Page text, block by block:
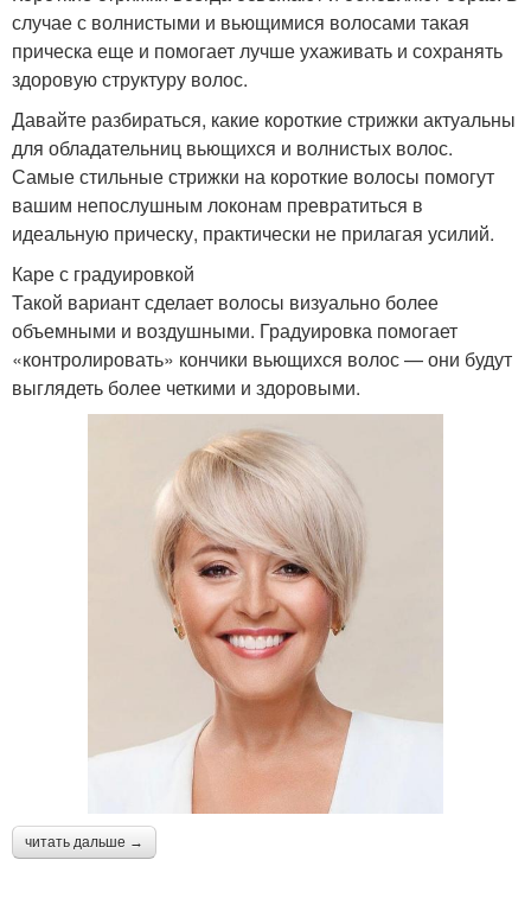
случае с волнистыми и вьющимися волосами такая
прическа еще и помогает лучше ухаживать и сохранять
здоровую структуру волос.
Давайте разбираться, какие короткие стрижки актуальны
для обладательниц вьющихся и волнистых волос.
Самые стильные стрижки на короткие волосы помогут
вашим непослушным локонам превратиться в
идеальную прическу, практически не прилагая усилий.
Каре с градуировкой
Такой вариант сделает волосы визуально более
объемными и воздушными. Градуировка помогает
«контролировать» кончики вьющихся волос — они будут
выглядеть более четкими и здоровыми.
читать дальше →